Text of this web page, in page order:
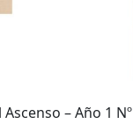
– Año 1